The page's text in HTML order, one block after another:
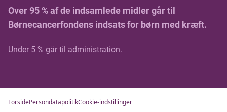
Over 95 % af de indsamlede midler går til
Børnecancerfondens indsats for børn med kræft.
Under 5 % går til administration.
ForsidePersondatapolitikCookie-indstillinger